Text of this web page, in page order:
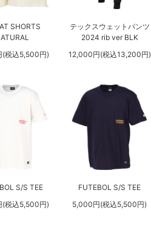
SHORTS
税込5,500円)
テックスウェットパンツ
2024 rib ver BLK
12,000円(税込13,200円)
S/S TEE
税込5,500円)
FUTEBOL S/S TEE
5,000円(税込5,500円)